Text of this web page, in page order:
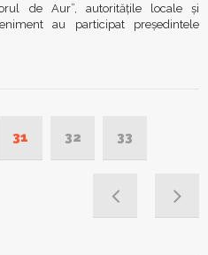
de Aur”, autorităţile locale şi
au participat preşedintele
31 32 33